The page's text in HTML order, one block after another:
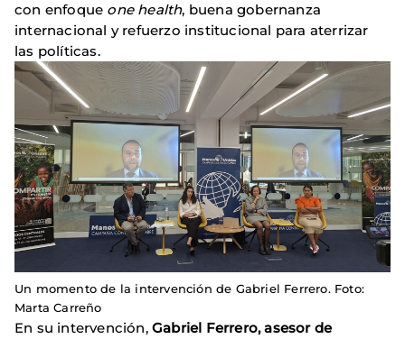
con enfoque one health, buena gobernanza
internacional y refuerzo institucional para aterrizar
las políticas.
Un momento de la intervención de Gabriel Ferrero. Foto:
Marta Carreño
En su intervención, Gabriel Ferrero, asesor de